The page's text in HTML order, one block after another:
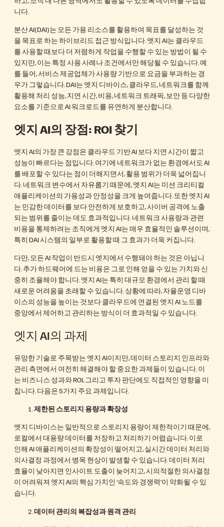
니다.
분산 AI(DAI)는 모든 가용 리소스를 활용하여 목표를 달성하는 것
을 목표로 하는 하이브리드 접근 방식입니다. 엣지 AI는 클라우드
를 사용할 때보다 더 저렴하게 작업을 수행할 수 있는 방법이 될 수
있지만, 이는 특정 사용 사례나 조건에서만 해당될 수 있습니다. 예
를 들어, 서비스 제공업체가 사용량 기반으로 요금을 부과하는 경
우가 그렇습니다. DAI는 엣지 디바이스, 클라우드, 네트워크를 함께
활용해 처리 성능, 지연 시간, 비용, 네트워크 트래픽, 보안 등 다양한
요소를 기준으로 AI 워크로드를 유연하게 분산합니다.
엣지 AI의 장점: ROI 찾기
엣지 AI의 가장 큰 강점은 클라우드 기반 AI 보다 지연 시간이 짧고
성능이 빠르다는 점입니다. 여기에 네트워크가 없는 환경에서도 AI
를 배포할 수 있다는 점이 더해지면서, 활용 범위가 더욱 넓어집니
다. 네트워크 변수에서 자유롭기 때문에, 엣지 AI는 미션 크리티컬
애플리케이션의 가용성과 안정성을 크게 높여줍니다. 또한 엣지 AI
는 민감한 데이터를 보다 안전하게 보호하고, 사이버 공격에 노출
되는 범위를 줄이는 데도 효과적입니다. 네트워크 사용량과 관련
비용을 통제하려는 조직에게 엣지 AI는 매우 효율적인 솔루션이며,
특히 DAI 시스템의 일부로 활용할 때 그 효과가 더욱 커집니다.
다만, 모든 AI 작업이 반드시 엣지에서 수행돼야 하는 것은 아닙니
다. 추가 하드웨어에 드는 비용은 그로 인해 얻을 수 있는 가치와 신
중히 조율해야 합니다. 엣지 AI는 특히 대규모 환경에서 관리 할 때
새로운 어려움을 초래할 수 있습니다. 상황에 따라, 자율운영 디바
이스의 성능을 높이는 것보다 클라우드에 연결된 엣지 AI 노드를
중앙에서 제어하고 관리하는 방식이 더 효과적일 수 있습니다.
엣지 AI의 과제
유망한 기술로 주목받는 엣지 AI이지만, 데이터 스토리지 인프라와
관리 측면에서 여전히 해결해야 할 중요한 과제들이 있습니다. 이
는 비즈니스 성과와 ROI, 그리고 투자 판단에도 직접적인 영향을 미
칩니다. 다음은 5가지 주요 과제입니다.
제한된 스토리지 용량과 확장성
엣지 디바이스는 일반적으로 스토리지 용량이 제한적이기 때문에,
로컬에서 대용량 데이터를 저장하고 처리하기 어렵습니다. 이로
인해 AI 애플리케이션의 확장성이 떨어지고, 실시간 데이터 처리와
의사결정 과정에서 병목 현상이 발생할 수 있습니다. 데이터 처리
효율이 낮아지면 인사이트 도출이 늦어지고, 시의적절한 의사결정
이 어려워져 엣지 AI의 핵심 가치인 ‘속도와 경쟁력’이 약화될 수 있
습니다.
데이터 관리의 복잡성과 원격 관리